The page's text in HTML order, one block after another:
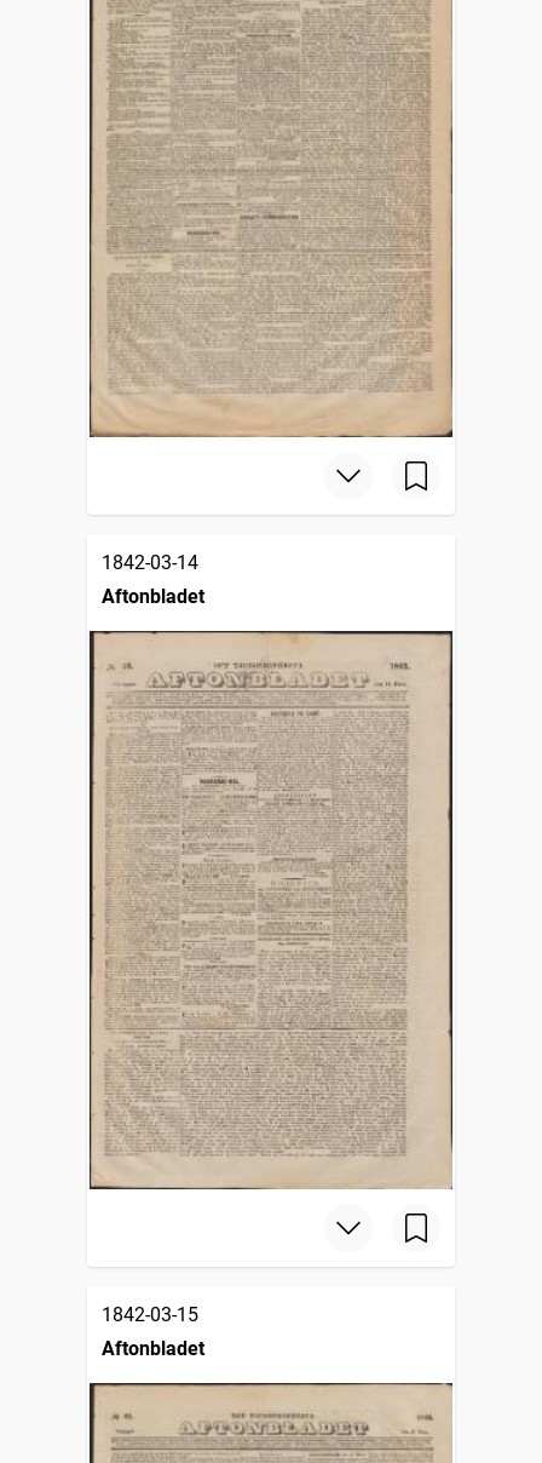
1842-03-14
Aftonbladet
1842-03-15
Aftonbladet